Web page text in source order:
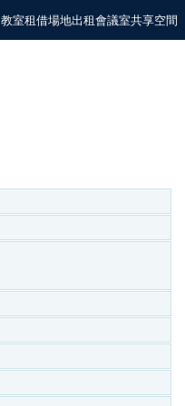
教室租借場地出租會議室共享空間